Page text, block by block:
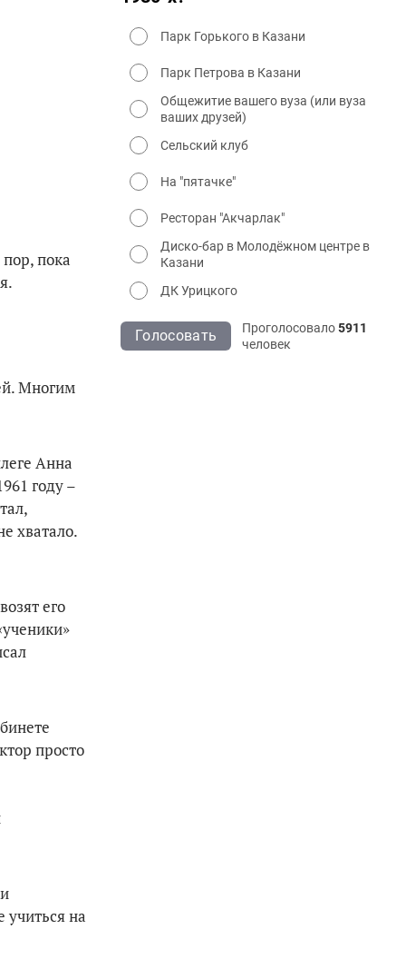
пока
Многим
Анна
году –
хватало.
его
просто
на
Парк Горького в Казани
Парк Петрова в Казани
Общежитие вашего вуза (или вуза
ваших друзей)
Сельский клуб
На "пятачке"
Ресторан "Акчарлак"
Диско-бар в Молодёжном центре в
Казани
ДК Урицкого
Голосовать Проголосовало5911
человек